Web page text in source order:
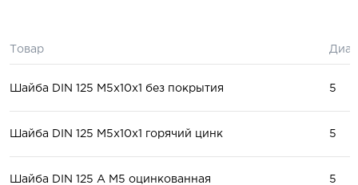
Товар
Шайба DIN 125 М5x10x1 без покрытия 5
Шайба DIN 125 М5x10x1 горячий цинк 5
Шайба DIN 125 A М5 оцинкованная 5